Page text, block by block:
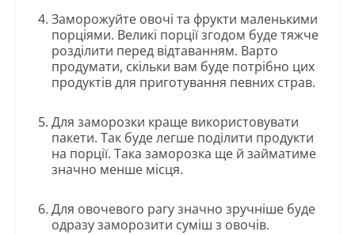
Заморожуйте овочі та фрукти маленькими
порціями. Великі порції згодом буде тяжче
розділити перед відтаванням. Варто
продумати, скільки вам буде потрібно цих
продуктів для приготування певних страв.
Для заморозки краще використовувати
пакети. Так буде легше поділити продукти
на порції. Така заморозка ще й займатиме
значно менше місця.
Для овочевого рагу значно зручніше буде
одразу заморозити суміш з овочів.